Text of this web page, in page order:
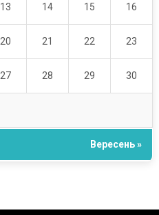
13 14 15 16
20 21 22 23
27 28 29 30
Вересень »